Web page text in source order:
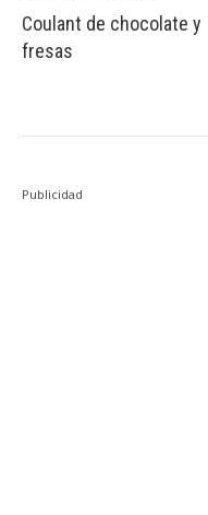
Coulant de chocolate y
fresas
Publicidad